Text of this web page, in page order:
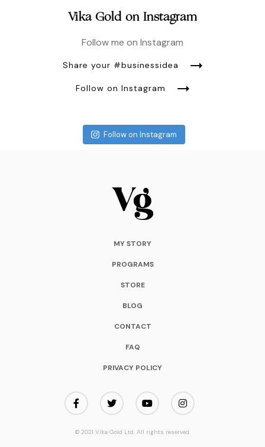
Vika Gold on Instagram
Follow me on Instagram
Share your #businessidea
Follow on Instagram
Follow on Instagram
MY STORY
PROGRAMS
STORE
BLOG
CONTACT
FAQ
PRIVACY POLICY
© 2021 Vika Gold Ltd. All rights reserved.